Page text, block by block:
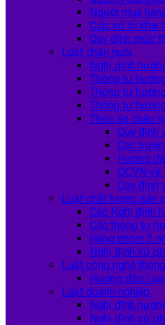
Người mua
Cấp số tờ khai
Quy định mức
Luật chăn nuôi
Nghị định
Thông tư
Thông tư
Thông tư
Thức ăn chăn
Quy định
Các
Hướng
QCVN
Quy định
Luật chất lượng sản
Các Nghị định
Các thông tư
Hàng nhóm 2
Nghị định xử
Luật công nghệ
Hướng dẫn
Luật doanh nghiệp
Nghị định
Nghị định xử